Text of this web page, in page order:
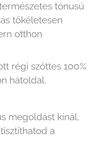
tónusú
tökéletesen
otthon
régi szőttes 100%
hátoldal.
megoldást kínál,
a